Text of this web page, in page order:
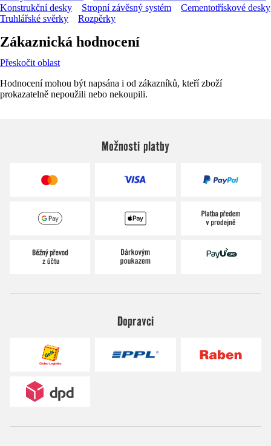
Konstrukční desky
Stropní závěsný systém
Cementotřískové desky
Truhlářské svěrky
Rozpěrky
Zákaznická hodnocení
Přeskočit oblast
Hodnocení mohou být napsána i od zákazníků, kteří zboží
prokazatelně nepoužili nebo nekoupili.
Možnosti platby
Dopravci